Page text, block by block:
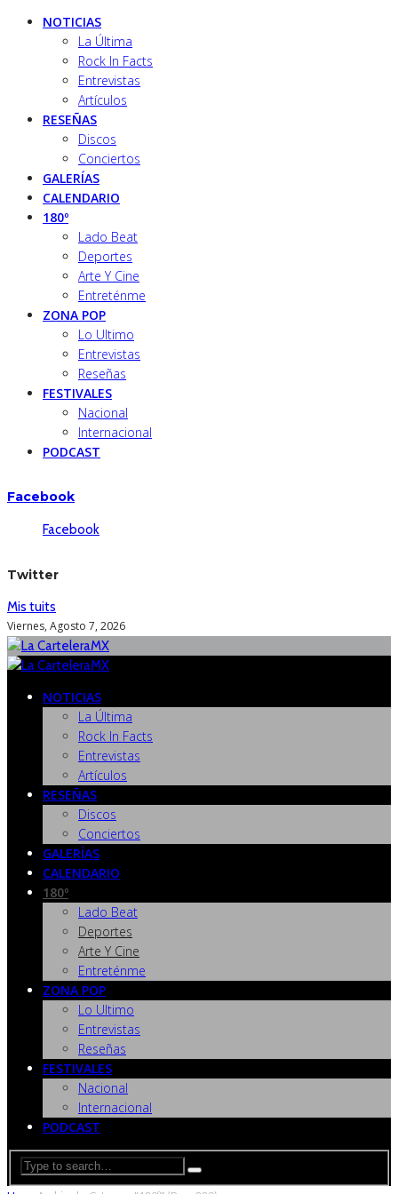
NOTICIAS
La Última
Rock In Facts
Entrevistas
Artículos
RESEÑAS
Discos
Conciertos
GALERÍAS
CALENDARIO
180º
Lado Beat
Deportes
Arte Y Cine
Entreténme
ZONA POP
Lo Ultimo
Entrevistas
Reseñas
FESTIVALES
Nacional
Internacional
PODCAST
Facebook
Facebook
Twitter
Mis tuits
Viernes, Agosto 7, 2026
NOTICIAS
La Última
Rock In Facts
Entrevistas
Artículos
RESEÑAS
Discos
Conciertos
GALERÍAS
CALENDARIO
180º
Lado Beat
Deportes
Arte Y Cine
Entreténme
ZONA POP
Lo Ultimo
Entrevistas
Reseñas
FESTIVALES
Nacional
Internacional
PODCAST